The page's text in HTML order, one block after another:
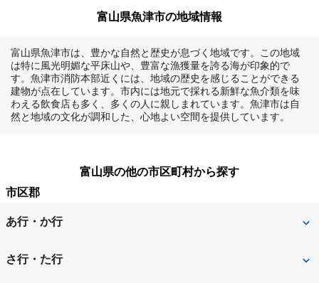
富山県魚津市の地域情報
富山県魚津市は、豊かな自然と歴史が息づく地域です。この地域
は特に風光明媚な平床山や、豊富な漁獲量を誇る海が印象的で
す。魚津市消防本部近くには、地域の歴史を感じることができる
建物が点在しています。市内には地元で採れる新鮮な魚介類を味
わえる飲食店も多く、多くの人に親しまれています。魚津市は自
然と地域の文化が調和した、心地よい空間を提供しています。
富山県の他の市区町村から探す
市区郡
あ行・か行
射水市
さ行・た行